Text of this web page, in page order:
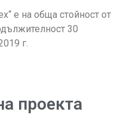
е на обща стойност от
30
г.
проекта